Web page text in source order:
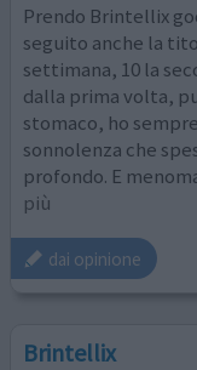
Prendo Brintellix
seguito anche la
settimana, 10 la
dalla prima volta,
stomaco, ho
sonnolenza che
profondo. E
più
dai opinione
Brintellix